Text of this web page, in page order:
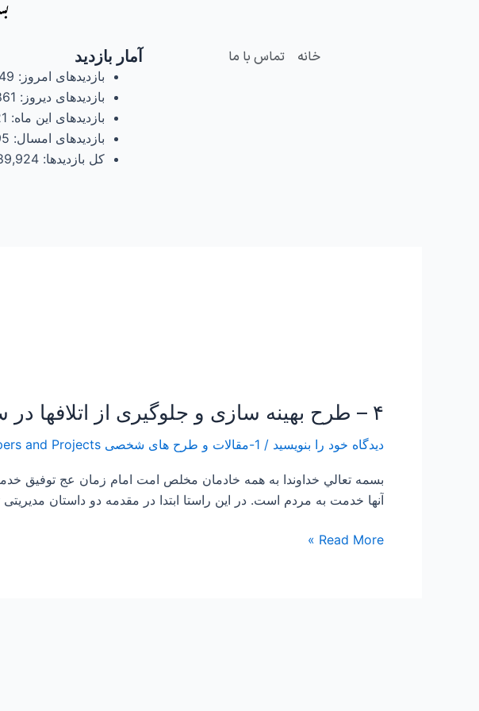
خانه تماس با ما آمار بازدید
بازدیدهای امروز:
بازدیدهای دیروز:
بازدیدهای این ماه:
بازدیدهای امسال:
کل بازدیدها:
۴ – طرح بهینه سازی و جلوگیری از اتلافها در سازمانها و ادارات
دیدگاه‌ خود را بنویسید / 1-مقالات و طرح های شخصی Papers and Projects
بسمه تعالي خداوندا به همه خادمان مخلص امت امام زمان عج توفيق
آنها خدمت به مردم است. در اين راستا ابتدا در مقدمه دو داستان مديريتی تقديم حضور
۴
طرح
سازی
جلوگیری
Read More »